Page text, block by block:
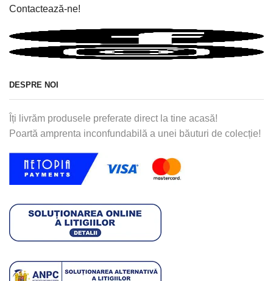
Contactează-ne!
DESPRE NOI
Îți livrăm produsele preferate direct la tine acasă!
Poartă amprenta inconfundabilă a unei băuturi de colecție!